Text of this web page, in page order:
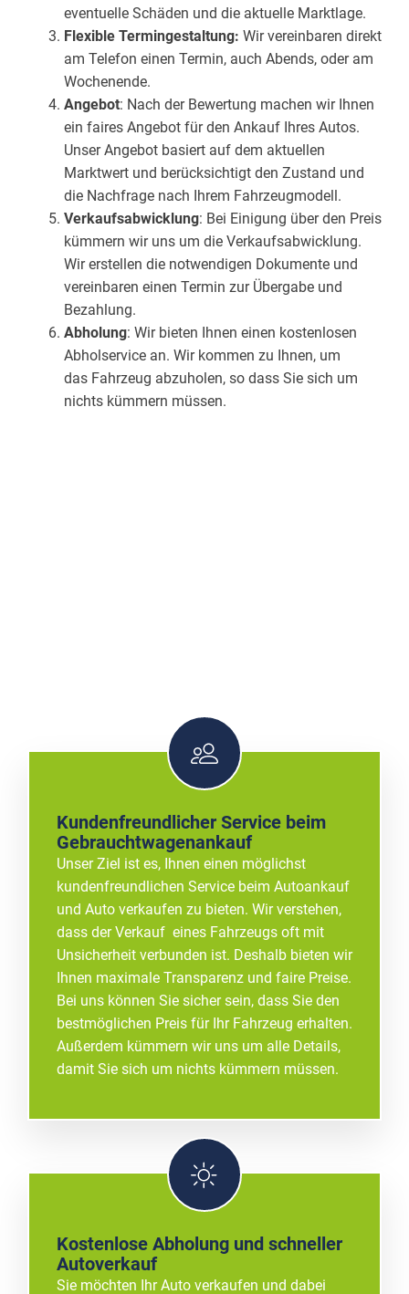
eventuelle Schäden und die aktuelle Marktlage.
Flexible Termingestaltung: Wir vereinbaren direkt
am Telefon einen Termin, auch Abends, oder am
Wochenende.
Angebot: Nach der Bewertung machen wir Ihnen
ein faires Angebot für den Ankauf Ihres Autos.
Unser Angebot basiert auf dem aktuellen
Marktwert und berücksichtigt den Zustand und
die Nachfrage nach Ihrem Fahrzeugmodell.
Verkaufsabwicklung: Bei Einigung über den Preis
kümmern wir uns um die Verkaufsabwicklung.
Wir erstellen die notwendigen Dokumente und
vereinbaren einen Termin zur Übergabe und
Bezahlung.
Abholung: Wir bieten Ihnen einen kostenlosen
Abholservice an. Wir kommen zu Ihnen, um
das Fahrzeug abzuholen, so dass Sie sich um
nichts kümmern müssen.
Kundenfreundlicher Service beim
Gebrauchtwagenankauf
Unser Ziel ist es, Ihnen einen möglichst
kundenfreundlichen Service beim Autoankauf
und Auto verkaufen zu bieten. Wir verstehen,
dass der Verkauf eines Fahrzeugs oft mit
Unsicherheit verbunden ist. Deshalb bieten wir
Ihnen maximale Transparenz und faire Preise.
Bei uns können Sie sicher sein, dass Sie den
bestmöglichen Preis für Ihr Fahrzeug erhalten.
Außerdem kümmern wir uns um alle Details,
damit Sie sich um nichts kümmern müssen.
Kostenlose Abholung und schneller
Autoverkauf
Sie möchten Ihr Auto verkaufen und dabei